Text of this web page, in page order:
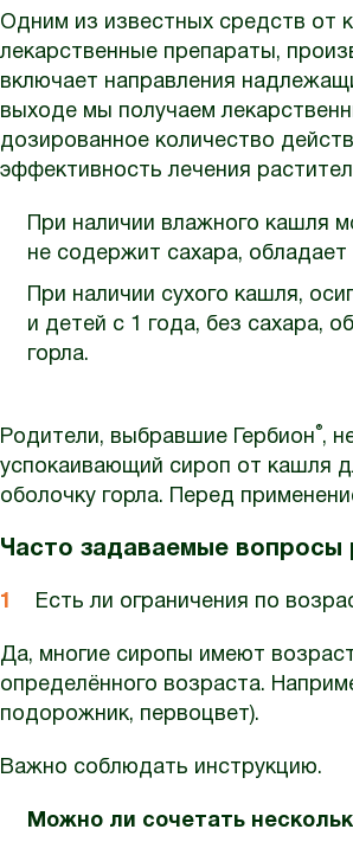
Одним из известных средств от
лекарственные препараты,
включает направления
выходе мы получаем
дозированное количество
эффективность лечения
При наличии влажного кашля
не содержит сахара,
При наличии сухого кашля,
и детей с 1 года, без сахара,
горла.
Родители, выбравшие Гербион®,
успокаивающий сироп от кашля
оболочку горла. Перед
Часто задаваемые вопросы
Есть ли ограничения по
Да, многие сиропы имеют
определённого возраста.
подорожник, первоцвет).
Важно соблюдать инструкцию.
Можно ли сочетать